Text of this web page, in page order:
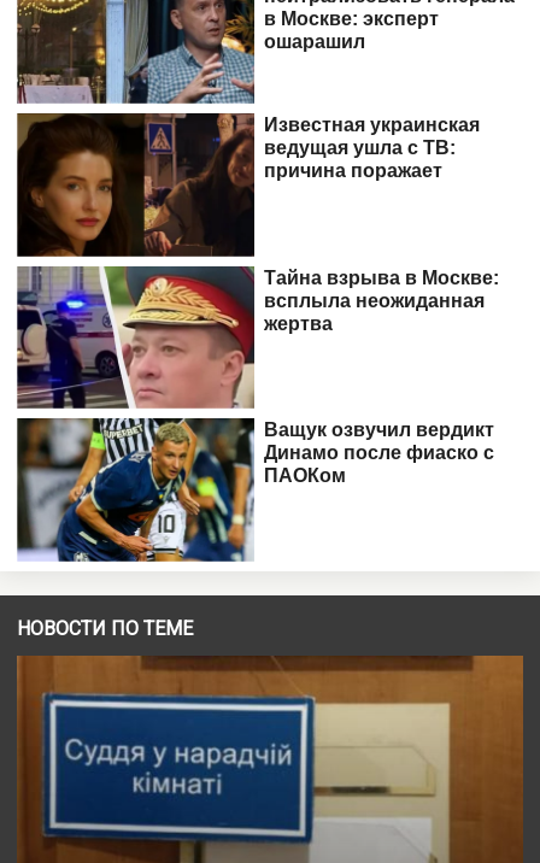
НОВОСТИ ПО ТЕМЕ